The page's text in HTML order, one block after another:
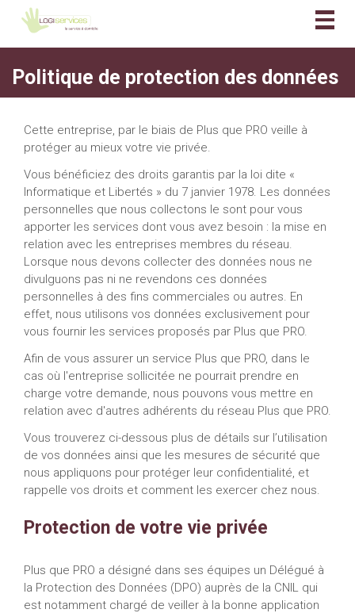
Politique de protection des données
Cette entreprise, par le biais de Plus que PRO veille à
protéger au mieux votre vie privée.
Vous bénéficiez des droits garantis par la loi dite «
Informatique et Libertés » du 7 janvier 1978. Les données
personnelles que nous collectons le sont pour vous
apporter les services dont vous avez besoin : la mise en
relation avec les entreprises membres du réseau.
Lorsque nous devons collecter des données nous ne
divulguons pas ni ne revendons ces données
personnelles à des fins commerciales ou autres. En
effet, nous utilisons vos données exclusivement pour
vous fournir les services proposés par Plus que PRO.
Afin de vous assurer un service Plus que PRO, dans le
cas où l'entreprise sollicitée ne pourrait prendre en
charge votre demande, nous pouvons vous mettre en
relation avec d'autres adhérents du réseau Plus que PRO.
Vous trouverez ci-dessous plus de détails sur l’utilisation
de vos données ainsi que les mesures de sécurité que
nous appliquons pour protéger leur confidentialité, et
rappelle vos droits et comment les exercer chez nous.
Protection de votre vie privée
Plus que PRO a désigné dans ses équipes un Délégué à
la Protection des Données (DPO) auprès de la CNIL qui
est notamment chargé de veiller à la bonne application